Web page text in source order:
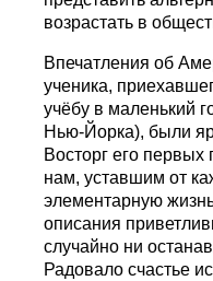
возрастать в
Впечатления об
ученика,
учёбу в маленький
Нью-Йорка), были
Восторг его первых
нам, уставшим от
элементарную
описания
случайно ни
Радовало счастье